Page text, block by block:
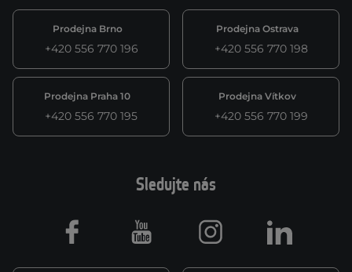
Prodejna Brno
+420 556 770 196
Prodejna Ostrava
+420 556 770 198
Prodejna Praha 10
+420 556 770 195
Prodejna Vítkov
+420 556 770 199
Sledujte nás
Facebook Youtube Instagram LinkedIn